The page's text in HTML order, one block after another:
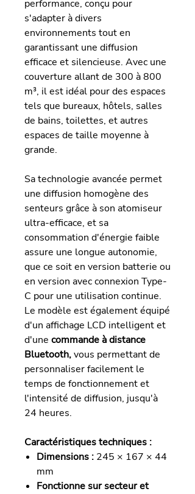
performance, conçu pour
s'adapter à divers
environnements tout en
garantissant une diffusion
efficace et silencieuse. Avec une
couverture allant de 300 à 800
m³, il est idéal pour des espaces
tels que bureaux, hôtels, salles
de bains, toilettes, et autres
espaces de taille moyenne à
grande.
Sa technologie avancée permet
une diffusion homogène des
senteurs grâce à son atomiseur
ultra-efficace, et sa
consommation d'énergie faible
assure une longue autonomie,
que ce soit en version batterie ou
en version avec connexion Type-
C pour une utilisation continue.
Le modèle est également équipé
d'un affichage LCD intelligent et
d'une commande à distance
Bluetooth,vous permettant de
personnaliser facilement le
temps de fonctionnement et
l'intensité de diffusion, jusqu'à
24 heures.
Caractéristiques techniques :
Dimensions : 245 × 167 × 44
mm
Fonctionne sur secteur et